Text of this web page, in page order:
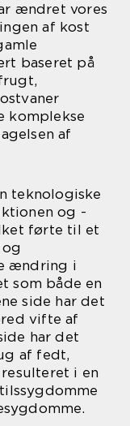
ændret vores
af kost
baseret på
komplekse
af
teknologiske
og -
førte til et
ændring i
som både en
side har det
vifte af
har det
af fedt,
i en